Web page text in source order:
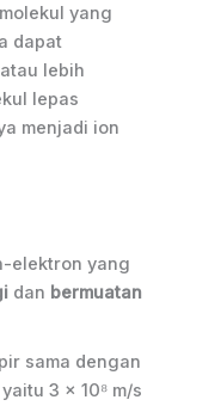
yang
dapat
lebih
lepas
menjadi ion
elektron yang
dan bermuatan
sama dengan
3 x 10⁸ m/s